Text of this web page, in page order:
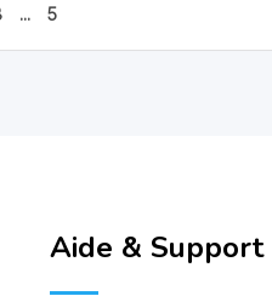
... 5
Aide & Support